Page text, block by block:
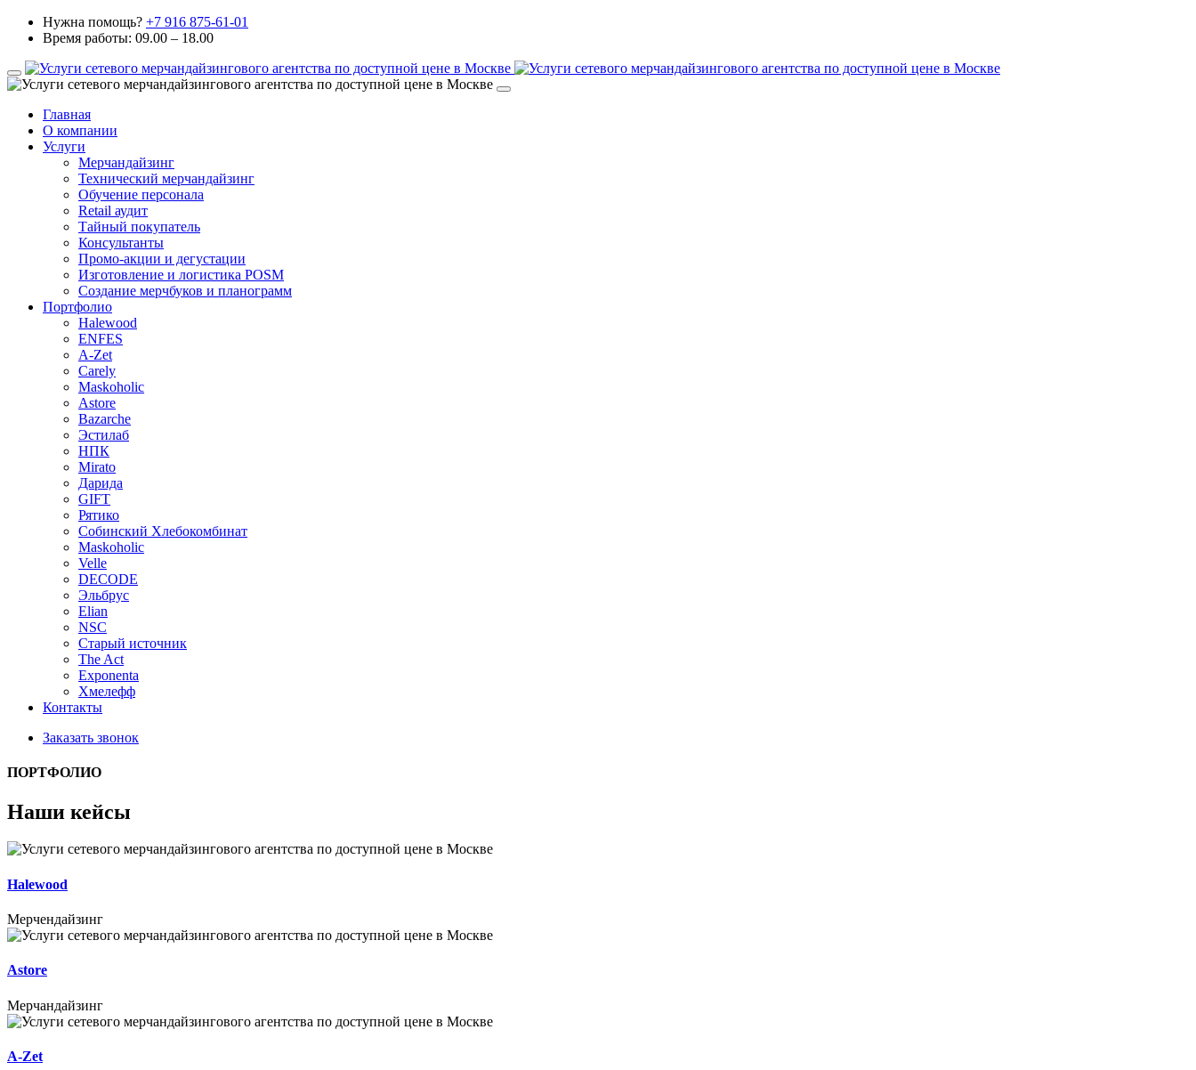
Нужна помощь? +7 916 875-61-01
Время работы: 09.00 – 18.00
Главная
О компании
Услуги
Мерчандайзинг
Технический мерчандайзинг
Обучение персонала
Retail аудит
Тайный покупатель
Консультанты
Промо-акции и дегустации
Изготовление и логистика POSM
Создание мерчбуков и планограмм
Портфолио
Halewood
ENFES
A-Zet
Carely
Maskoholic
Astore
Bazarche
Эстилаб
НПК
Mirato
Дарида
GIFT
Рятико
Собинский Хлебокомбинат
Maskoholic
Velle
DECODE
Эльбрус
Elian
NSC
Старый источник
The Act
Exponenta
Хмелефф
Контакты
Заказать звонок
ПОРТФОЛИО
Наши кейсы
Halewood
Мерчендайзинг
Astore
Мерчандайзинг
A-Zet